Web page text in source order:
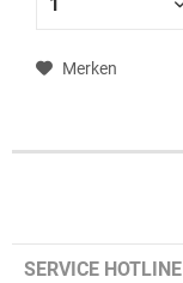
Merken
SERVICE HOTLINE